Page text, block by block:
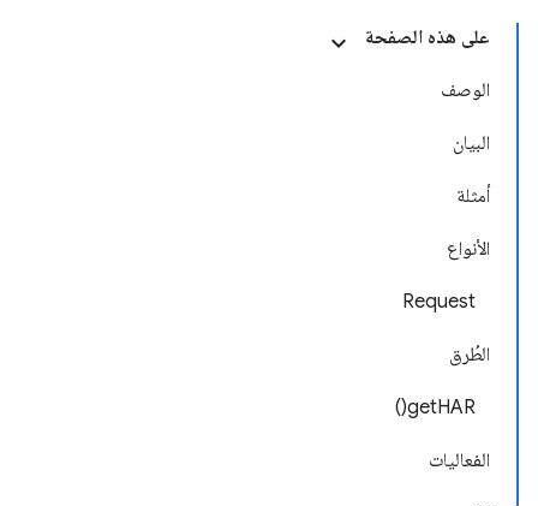
على هذه الصفحة
الوصف
البيان
أمثلة
الأنواع
Request
الطُرق
getHAR()
الفعاليات